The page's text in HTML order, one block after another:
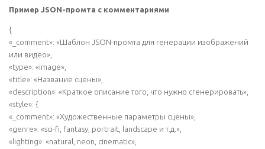
Пример JSON-промта с комментариями
{
«_comment»: «Шаблон JSON-промта для генерации изображений
или видео»,
«type»: «image»,
«title»: «Название сцены»,
«description»: «Краткое описание того, что нужно сгенерировать»,
«style»: {
«_comment»: «Художественные параметры сцены»,
«genre»: «sci-fi, fantasy, portrait, landscape и т.д.»,
«lighting»: «natural, neon, cinematic»,